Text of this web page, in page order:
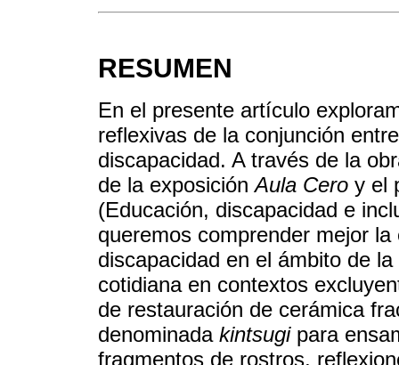
RESUMEN
En el presente artículo
reflexivas de la conjunción
discapacidad. A través de la
de la exposiciónAula Cero y el
(Educación, discapacidad e
queremos comprender mejor
discapacidad en el ámbito de
cotidiana en contextos
de restauración de cerámica
denominada kintsugipara
fragmentos de rostros,